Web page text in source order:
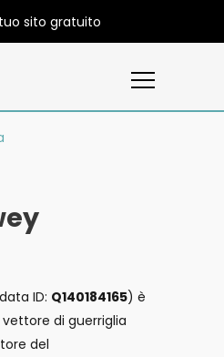
sito gratuito
ID: Q140184165) è
di guerriglia
del